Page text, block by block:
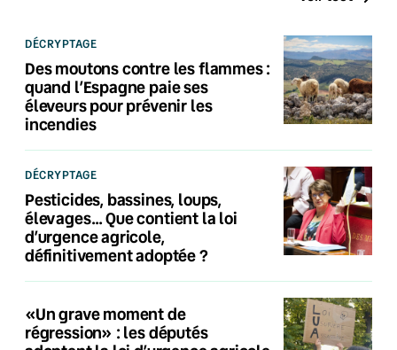
DÉCRYPTAGE
Des moutons contre les flammes :
quand l’Espagne paie ses
éleveurs pour prévenir les
incendies
DÉCRYPTAGE
Pesticides, bassines, loups,
élevages… Que contient la loi
d’urgence agricole,
définitivement adoptée ?
«Un grave moment de
régression» : les députés